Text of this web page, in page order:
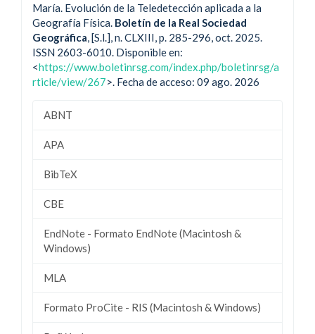
María. Evolución de la Teledetección aplicada a la
Geografía Física. Boletín de la Real Sociedad
Geográfica , [S.l.], n. CLXIII, p. 285-296, oct. 2025.
ISSN 2603-6010. Disponible en:
<https://www.boletinrsg.com/index.php/boletinrsg/a
rticle/view/267>. Fecha de acceso: 09 ago. 2026
ABNT
APA
BibTeX
CBE
EndNote - Formato EndNote (Macintosh &
Windows)
MLA
Formato ProCite - RIS (Macintosh & Windows)